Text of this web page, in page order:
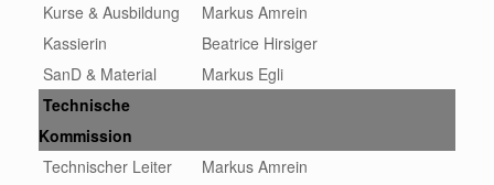
Kurse & Ausbildung
Markus Amrein
Kassierin
Beatrice Hirsiger
SanD & Material
Markus Egli
Technische
Kommission
Technischer Leiter
Markus Amrein